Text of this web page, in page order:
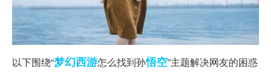
以下围绕“梦幻西游怎么找到孙悟空”主题解决网友的困惑